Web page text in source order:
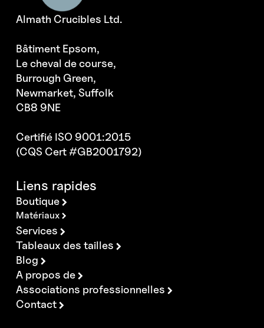
Almath Crucibles Ltd.
Bâtiment Epsom,
Le cheval de course,
Burrough Green,
Newmarket, Suffolk
CB8 9NE
Certifié ISO 9001:2015
(CQS Cert #GB2001792)
Liens rapides
Boutique
Matériaux
Services
Tableaux des tailles
Blog
A propos de
Associations professionnelles
Contact